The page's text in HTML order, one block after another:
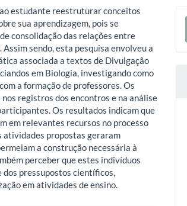
estudante reestruturar conceitos
sua aprendizagem, pois se
consolidação das relações entre
sendo, esta pesquisa envolveu a
associada a textos de Divulgação
em Biologia, investigando como
a formação de professores. Os
registros dos encontros e na análise
Os resultados indicam que
em relevantes recursos no processo
atividades propostas geraram
a construção necessária à
perceber que estes indivíduos
pressupostos científicos,
em atividades de ensino.